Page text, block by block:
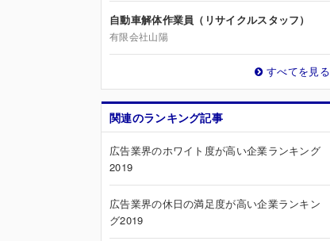
自動車解体作業員（リサイクルスタッフ）
有限会社山陽
すべてを見る
関連のランキング記事
広告業界のホワイト度が高い企業ランキング
2019
広告業界の休日の満足度が高い企業ランキン
グ2019